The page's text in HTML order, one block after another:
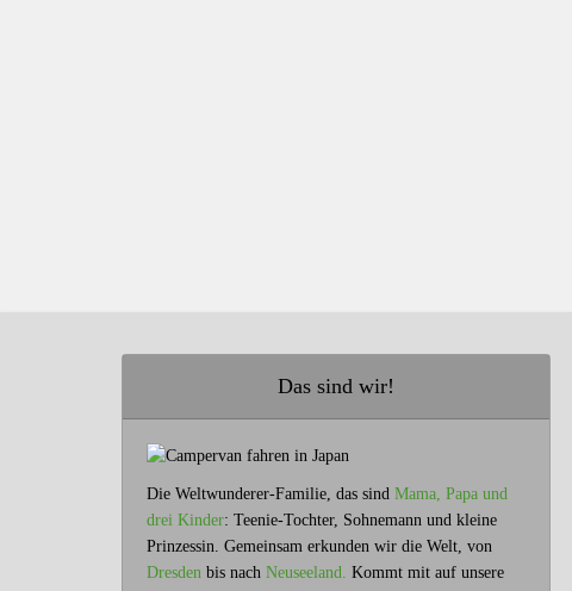
Das sind wir!
Die Weltwunderer-Familie, das sind Mama, Papa und
drei Kinder: Teenie-Tochter, Sohnemann und kleine
Prinzessin. Gemeinsam erkunden wir die Welt, von
Dresden bis nach Neuseeland. Kommt mit auf unsere